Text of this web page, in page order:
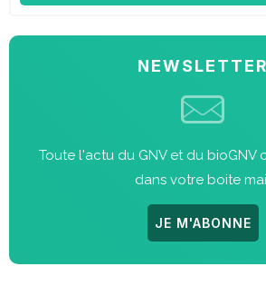
NEWSLETTER
Toute l'actu du GNV et du bioGNV
dans votre boite
JE M'ABONNE